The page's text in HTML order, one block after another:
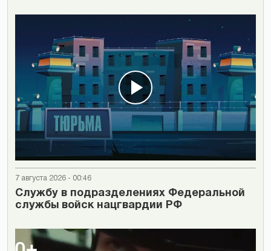
7 августа 2026 - 00:46
Cлужбу в подразделениях Федеральной
службы войск нацгвардии РФ